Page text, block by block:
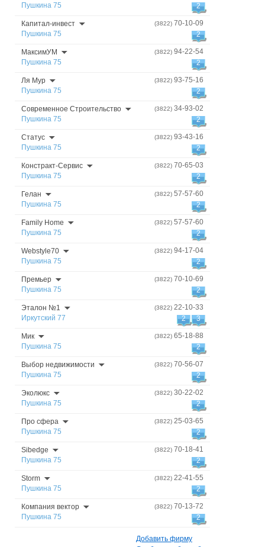
Пушкина 75
2
Капитал-инвест
Пушкина 75
(3822) 70-10-09
2
МаксимУМ
Пушкина 75
(3822) 94-22-54
2
Ля Мур
Пушкина 75
(3822) 93-75-16
2
Современное Строительство
Пушкина 75
(3822) 34-93-02
2
Статус
Пушкина 75
(3822) 93-43-16
2
Констракт-Сервис
Пушкина 75
(3822) 70-65-03
2
Гелан
Пушкина 75
(3822) 57-57-60
2
Family Home
Пушкина 75
(3822) 57-57-60
2
Webstyle70
Пушкина 75
(3822) 94-17-04
2
Премьер
Пушкина 75
(3822) 70-10-69
2
Эталон №1
Иркутский 77
(3822) 22-10-33
3
2
Мик
Пушкина 75
(3822) 65-18-88
2
Выбор недвижимости
Пушкина 75
(3822) 70-56-07
2
Эколюкс
Пушкина 75
(3822) 30-22-02
2
Про сфера
Пушкина 75
(3822) 25-03-65
2
Sibedge
Пушкина 75
(3822) 70-18-41
2
Storm
Пушкина 75
(3822) 22-41-55
2
Компания вектор
Пушкина 75
(3822) 70-13-72
2
Добавить фирму